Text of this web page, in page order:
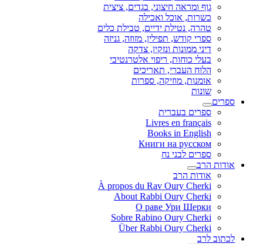
גוף ומראה חיצוני, בגדים, ציצית
כשרות, אוכל ואכילה
טהרה, נטילת ידיים, טבילת כלים
ספרי קודש, תפילין, מזוזה, גניזה
דיני ממונות ונזקין, צדקה
בעלי כוחות, ריפוי אלטרנטיבי
הלוח העברי, תאריכים
אומנות, מוזיקה, ספרות
שונות
ספרים
ספרים בעברית
Livres en français
Books in English
Книги на русском
ספרים לבני נח
אודות הרב
אודות הרב
À propos du Rav Oury Cherki
About Rabbi Oury Cherki
О раве Ури Шерки
Sobre Rabino Oury Cherki
Über Rabbi Oury Cherki
לכתוב לרב